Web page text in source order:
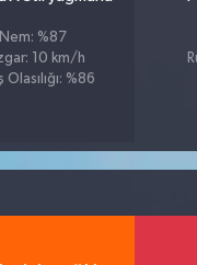
Nem: %87
10 km/h
Olasılığı: %86